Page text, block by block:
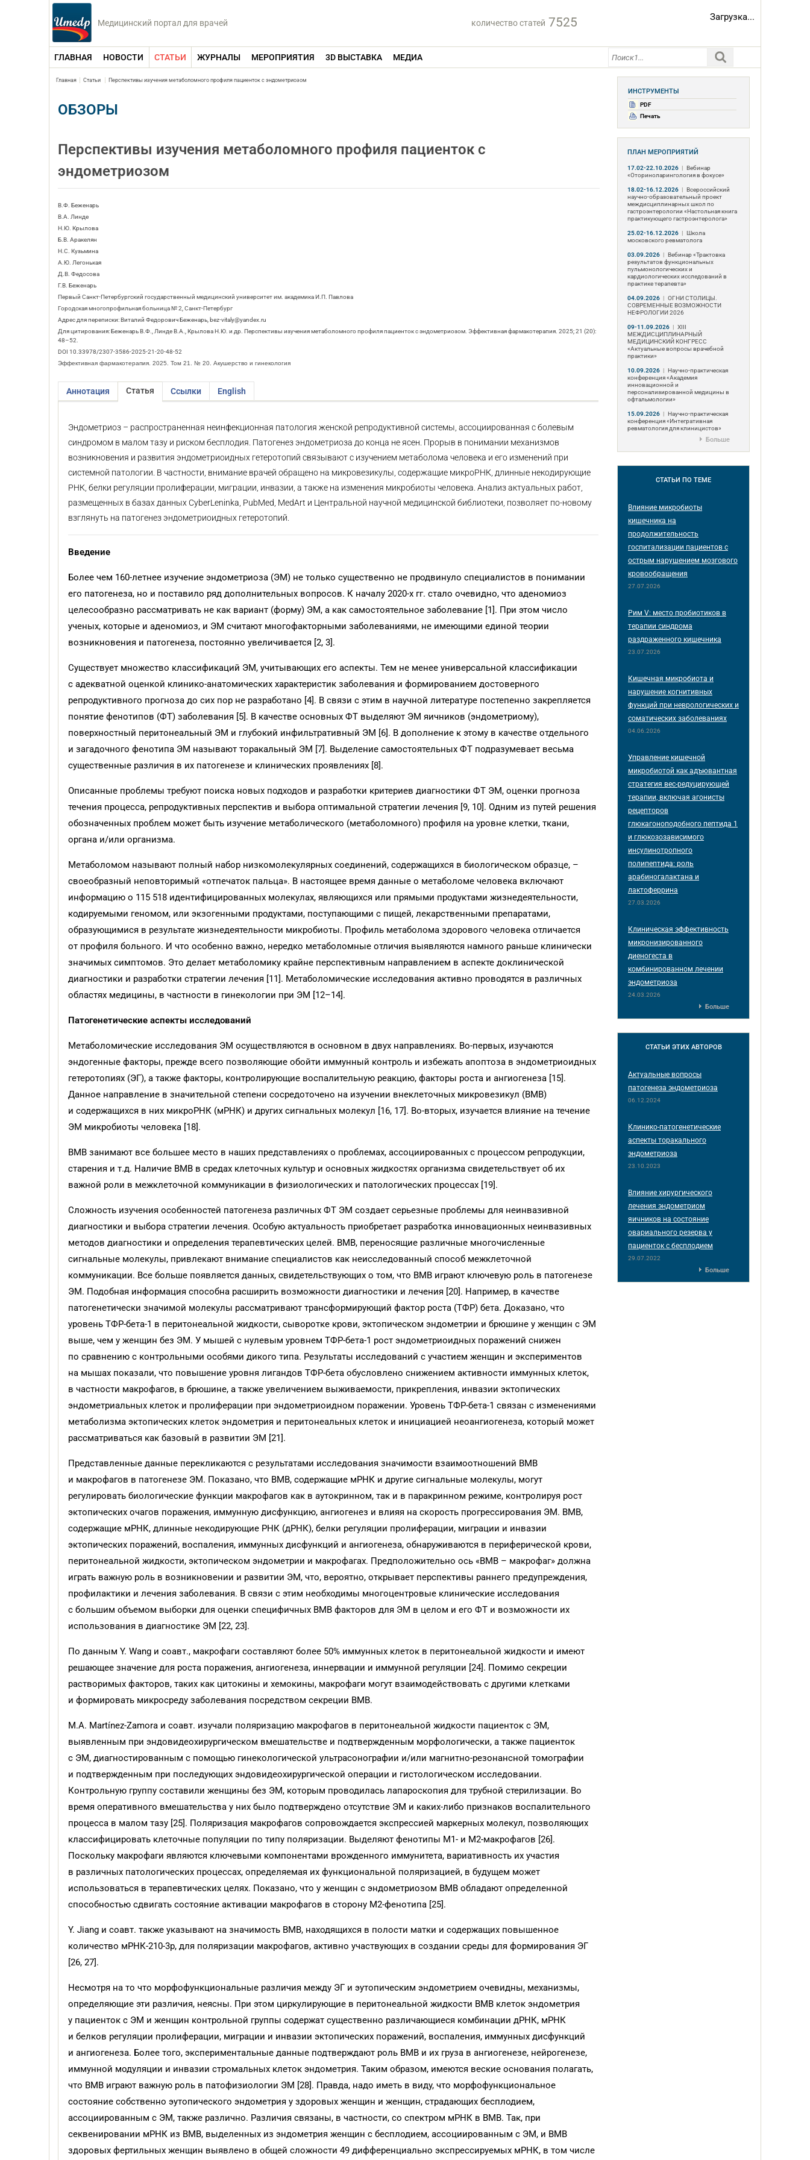
Медицинский портал для врачей количество статей 7525 Загрузка...
ГЛАВНАЯ НОВОСТИ СТАТЬИ ЖУРНАЛЫ МЕРОПРИЯТИЯ 3D ВЫСТАВКА МЕДИА
Главная Статьи Перспективы изучения метаболомного профиля пациенток с эндометриозом
ОБЗОРЫ
Перспективы изучения метаболомного профиля пациенток с
эндометриозом
В.Ф. Беженарь
В.А. Линде
Н.Ю. Крылова
Б.В. Аракелян
Н.С. Кузьмина
А.Ю. Легонькая
Д.В. Федосова
Г.В. Беженарь
Первый Санкт-Петербургский государственный медицинский университет им. академика И.П. Павлова
Городская многопрофильная больница № 2, Санкт-Петербург
Адрес для переписки: Виталий Федорович Беженарь, bez-vitaly@yandex.ru
Для цитирования: Беженарь В.Ф., Линде В.А., Крылова Н.Ю. и др. Перспективы изучения метаболомного профиля пациенток с эндометриозом. Эффективная фармакотерапия. 2025; 21 (20):
48–52.
DOI 10.33978/2307-3586-2025-21-20-48-52
Эффективная фармакотерапия. 2025. Том 21. № 20. Акушерство и гинекология
Аннотация Статья Ссылки English
Эндометриоз – распространенная неинфекционная патология женской репродуктивной системы, ассоциированная с болевым
синдромом в малом тазу и риском бесплодия. Патогенез эндометриоза до конца не ясен. Прорыв в понимании механизмов
возникновения и развития эндометриоидных гетеротопий связывают с изучением метаболома человека и его изменений при
системной патологии. В частности, внимание врачей обращено на микровезикулы, содержащие микроРНК, длинные некодирующие
РНК, белки регуляции пролиферации, миграции, инвазии, а также на изменения микробиоты человека. Анализ актуальных работ,
размещенных в базах данных CyberLeninka, PubMed, MedArt и Центральной научной медицинской библиотеки, позволяет по-новому
взглянуть на патогенез эндометриоидных гетеротопий.
Введение
Более чем 160-летнее изучение эндометриоза (ЭМ) не только существенно не продвинуло специалистов в понимании
его патогенеза, но и поставило ряд дополнительных вопросов. К началу 2020-х гг. стало очевидно, что аденомиоз
целесообразно рассматривать не как вариант (форму) ЭМ, а как самостоятельное заболевание [1]. При этом число
ученых, которые и аденомиоз, и ЭМ считают многофакторными заболеваниями, не имеющими единой теории
возникновения и патогенеза, постоянно увеличивается [2, 3].
Существует множество классификаций ЭМ, учитывающих его аспекты. Тем не менее универсальной классификации
с адекватной оценкой клинико-анатомических характеристик заболевания и формированием достоверного
репродуктивного прогноза до сих пор не разработано [4]. В связи с этим в научной литературе постепенно закрепляется
понятие фенотипов (ФТ) заболевания [5]. В качестве основных ФТ выделяют ЭМ яичников (эндометриому),
поверхностный перитонеальный ЭМ и глубокий инфильтративный ЭМ [6]. В дополнение к этому в качестве отдельного
и загадочного фенотипа ЭМ называют торакальный ЭМ [7]. Выделение самостоятельных ФТ подразумевает весьма
существенные различия в их патогенезе и клинических проявлениях [8].
Описанные проблемы требуют поиска новых подходов и разработки критериев диагностики ФТ ЭМ, оценки прогноза
течения процесса, репродуктивных перспектив и выбора оптимальной стратегии лечения [9, 10]. Одним из путей решения
обозначенных проблем может быть изучение метаболического (метаболомного) профиля на уровне клетки, ткани,
органа и/или организма.
Метаболомом называют полный набор низкомолекулярных соединений, содержащихся в биологическом образце, –
своеобразный неповторимый «отпечаток пальца». В настоящее время данные о метаболоме человека включают
информацию о 115 518 идентифицированных молекулах, являющихся или прямыми продуктами жизнедеятельности,
кодируемыми геномом, или экзогенными продуктами, поступающими с пищей, лекарственными препаратами,
образующимися в результате жизнедеятельности микробиоты. Профиль метаболома здорового человека отличается
от профиля больного. И что особенно важно, нередко метаболомные отличия выявляются намного раньше клинически
значимых симптомов. Это делает метаболомику крайне перспективным направлением в аспекте доклинической
диагностики и разработки стратегии лечения [11]. Метаболомические исследования активно проводятся в различных
областях медицины, в частности в гинекологии при ЭМ [12–14].
Патогенетические аспекты исследований
Метаболомические исследования ЭМ осуществляются в основном в двух направлениях. Во-первых, изучаются
эндогенные факторы, прежде всего позволяющие обойти иммунный контроль и избежать апоптоза в эндометриоидных
гетеротопиях (ЭГ), а также факторы, контролирующие воспалительную реакцию, факторы роста и ангиогенеза [15].
Данное направление в значительной степени сосредоточено на изучении внеклеточных микровезикул (ВМВ)
и содержащихся в них микроРНК (мРНК) и других сигнальных молекул [16, 17]. Во-вторых, изучается влияние на течение
ЭМ микробиоты человека [18].
ВМВ занимают все большее место в наших представлениях о проблемах, ассоциированных с процессом репродукции,
старения и т.д. Наличие ВМВ в средах клеточных культур и основных жидкостях организма свидетельствует об их
важной роли в межклеточной коммуникации в физиологических и патологических процессах [19].
Сложность изучения особенностей патогенеза различных ФТ ЭМ создает серьезные проблемы для неинвазивной
диагностики и выбора стратегии лечения. Особую актуальность приобретает разработка инновационных неинвазивных
методов диагностики и определения терапевтических целей. ВМВ, переносящие различные многочисленные
сигнальные молекулы, привлекают внимание специалистов как неисследованный способ межклеточной
коммуникации. Все больше появляется данных, свидетельствующих о том, что ВМВ играют ключевую роль в патогенезе
ЭМ. Подобная информация способна расширить возможности диагностики и лечения [20]. Например, в качестве
патогенетически значимой молекулы рассматривают трансформирующий фактор роста (ТФР) бета. Доказано, что
уровень ТФР-бета-1 в перитонеальной жидкости, сыворотке крови, эктопическом эндометрии и брюшине у женщин с ЭМ
выше, чем у женщин без ЭМ. У мышей с нулевым уровнем ТФР-бета-1 рост эндометриоидных поражений снижен
по сравнению с контрольными особями дикого типа. Результаты исследований с участием женщин и экспериментов
на мышах показали, что повышение уровня лигандов ТФР-бета обусловлено снижением активности иммунных клеток,
в частности макрофагов, в брюшине, а также увеличением выживаемости, прикрепления, инвазии эктопических
эндометриальных клеток и пролиферации при эндометриоидном поражении. Уровень ТФР-бета-1 связан с изменениями
метаболизма эктопических клеток эндометрия и перитонеальных клеток и инициацией неоангиогенеза, который может
рассматриваться как базовый в развитии ЭМ [21].
Представленные данные перекликаются с результатами исследования значимости взаимоотношений ВМВ
и макрофагов в патогенезе ЭМ. Показано, что ВМВ, содержащие мРНК и другие сигнальные молекулы, могут
регулировать биологические функции макрофагов как в аутокринном, так и в паракринном режиме, контролируя рост
эктопических очагов поражения, иммунную дисфункцию, ангиогенез и влияя на скорость прогрессирования ЭМ. ВМВ,
содержащие мРНК, длинные некодирующие РНК (дРНК), белки регуляции пролиферации, миграции и инвазии
эктопических поражений, воспаления, иммунных дисфункций и ангиогенеза, обнаруживаются в периферической крови,
перитонеальной жидкости, эктопическом эндометрии и макрофагах. Предположительно ось «ВМВ – макрофаг» должна
играть важную роль в возникновении и развитии ЭМ, что, вероятно, открывает перспективы раннего предупреждения,
профилактики и лечения заболевания. В связи с этим необходимы многоцентровые клинические исследования
с большим объемом выборки для оценки специфичных ВМВ факторов для ЭМ в целом и его ФТ и возможности их
использования в диагностике ЭМ [22, 23].
По данным Y. Wang и соавт., макрофаги составляют более 50% иммунных клеток в перитонеальной жидкости и имеют
решающее значение для роста поражения, ангиогенеза, иннервации и иммунной регуляции [24]. Помимо секреции
растворимых факторов, таких как цитокины и хемокины, макрофаги могут взаимодействовать с другими клетками
и формировать микросреду заболевания посредством секреции ВМВ.
M.A. Martínez‐Zamora и соавт. изучали поляризацию макрофагов в перитонеальной жидкости пациенток с ЭМ,
выявленным при эндовидеохирургическом вмешательстве и подтвержденным морфологически, а также пациенток
с ЭМ, диагностированным с помощью гинекологической ультрасонографии и/или магнитно-резонансной томографии
и подтвержденным при последующих эндовидеохирургической операции и гистологическом исследовании.
Контрольную группу составили женщины без ЭМ, которым проводилась лапароскопия для трубной стерилизации. Во
время оперативного вмешательства у них было подтверждено отсутствие ЭМ и каких-либо признаков воспалительного
процесса в малом тазу [25]. Поляризация макрофагов сопровождается экспрессией маркерных молекул, позволяющих
классифицировать клеточные популяции по типу поляризации. Выделяют фенотипы М1- и М2-макрофагов [26].
Поскольку макрофаги являются ключевыми компонентами врожденного иммунитета, вариативность их участия
в различных патологических процессах, определяемая их функциональной поляризацией, в будущем может
использоваться в терапевтических целях. Показано, что у женщин с эндометриозом ВМВ обладают определенной
способностью сдвигать состояние активации макрофагов в сторону М2-фенотипа [25].
Y. Jiang и соавт. также указывают на значимость ВМВ, находящихся в полости матки и содержащих повышенное
количество мРНК-210-3p, для поляризации макрофагов, активно участвующих в создании среды для формирования ЭГ
[26, 27].
Несмотря на то что морфофункциональные различия между ЭГ и эутопическим эндометрием очевидны, механизмы,
определяющие эти различия, неясны. При этом циркулирующие в перитонеальной жидкости ВМВ клеток эндометрия
у пациенток с ЭМ и женщин контрольной группы содержат существенно различающиеся комбинации дРНК, мРНК
и белков регуляции пролиферации, миграции и инвазии эктопических поражений, воспаления, иммунных дисфункций
и ангиогенеза. Более того, экспериментальные данные подтверждают роль ВМВ и их груза в ангиогенезе, нейрогенезе,
иммунной модуляции и инвазии стромальных клеток эндометрия. Таким образом, имеются веские основания полагать,
что ВМВ играют важную роль в патофизиологии ЭМ [28]. Правда, надо иметь в виду, что морфофункциональное
состояние собственно эутопического эндометрия у здоровых женщин и женщин, страдающих бесплодием,
ассоциированным с ЭМ, также различно. Различия связаны, в частности, со спектром мРНК в ВМВ. Так, при
секвенировании мРНК из ВМВ, выделенных из эндометрия женщин с бесплодием, ассоциированным с ЭМ, и ВМВ
здоровых фертильных женщин выявлено в общей сложности 49 дифференциально экспрессируемых мРНК, в том числе
ИНСТРУМЕНТЫ
PDF
Печать
ПЛАН МЕРОПРИЯТИЙ
17.02-22.10.2026 | Вебинар
«Оториноларингология в фокусе»
18.02-16.12.2026 | Всероссийский
научно-образовательный проект
междисциплинарных школ по
гастроэнтерологии «Настольная книга
практикующего гастроэнтеролога»
25.02-16.12.2026 | Школа
московского ревматолога
03.09.2026 | Вебинар «Трактовка
результатов функциональных
пульмонологических и
кардиологических исследований в
практике терапевта»
04.09.2026 | ОГНИ СТОЛИЦЫ.
СОВРЕМЕННЫЕ ВОЗМОЖНОСТИ
НЕФРОЛОГИИ 2026
09-11.09.2026 | ХIII
МЕЖДИСЦИПЛИНАРНЫЙ
МЕДИЦИНСКИЙ КОНГРЕСС
«Актуальные вопросы врачебной
практики»
10.09.2026 | Научно-практическая
конференция «Академия
инновационной и
персонализированной медицины в
офтальмологии»
15.09.2026 | Научно-практическая
конференция «Интегративная
ревматология для клиницистов»
Больше
СТАТЬИ ПО ТЕМЕ
Влияние микробиоты
кишечника на
продолжительность
госпитализации пациентов с
острым нарушением мозгового
кровообращения
27.07.2026
Рим V: место пробиотиков в
терапии синдрома
раздраженного кишечника
23.07.2026
Кишечная микробиота и
нарушение когнитивных
функций при неврологических и
соматических заболеваниях
04.06.2026
Управление кишечной
микробиотой как адъювантная
стратегия вес-редуцирующей
терапии, включая агонисты
рецепторов
глюкагоноподобного пептида 1
и глюкозозависимого
инсулинотропного
полипептида: роль
арабиногалактана и
лактоферрина
27.03.2026
Клиническая эффективность
микронизированного
диеногеста в
комбинированном лечении
эндометриоза
24.03.2026
Больше
СТАТЬИ ЭТИХ АВТОРОВ
Актуальные вопросы
патогенеза эндометриоза
06.12.2024
Клинико-патогенетические
аспекты торакального
эндометриоза
23.10.2023
Влияние хирургического
лечения эндометриом
яичников на состояние
овариального резерва у
пациенток с бесплодием
29.07.2022
Больше